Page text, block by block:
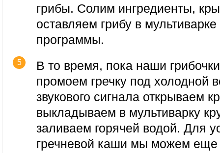
грибы. Солим ингредиенты,
оставляем грибу в
программы.
В то время, пока наши
промоем гречку под холодной
звукового сигнала открываем
выкладываем в мультиварку
заливаем горячей водой. Для
гречневой каши мы можем еще